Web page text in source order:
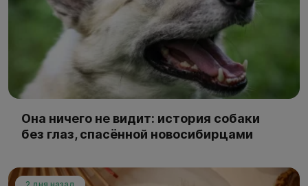
Она ничего не видит: история собаки
без глаз, спасённой новосибирцами